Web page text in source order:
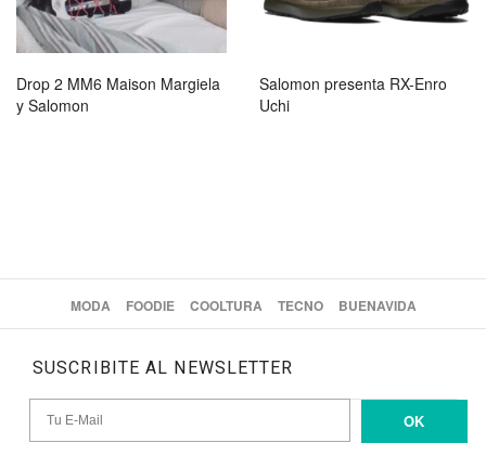
Drop 2 MM6 Maison Margiela
y Salomon
Salomon presenta RX-Enro
Uchi
MODA FOODIE COOLTURA TECNO BUENAVIDA
SUSCRIBITE AL NEWSLETTER
OK